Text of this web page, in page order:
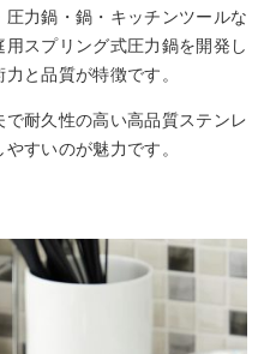
力鍋・鍋・キッチンツールな
スプリング式圧力鍋を開発し
と品質が特徴です。
耐久性の高い高品質ステンレ
すいのが魅力です。